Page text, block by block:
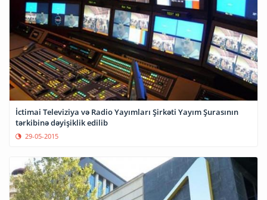
İctimai Televiziya və Radio Yayımları Şirkəti Yayım Şurasının
tərkibinə dəyişiklik edilib
29-05-2015